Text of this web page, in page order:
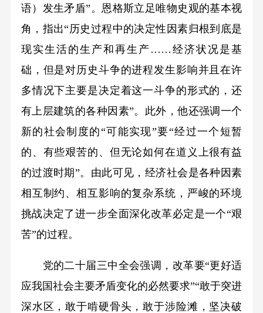
语）发生矛盾”。恩格斯立足唯物史观的基本视
角，指出“历史过程中的决定性因素归根到底是
现实生活的生产和再生产……经济状况是基
础，但是对历史斗争的进程发生影响并且在许
多情况下主要是决定着这一斗争的形式的，还
有上层建筑的各种因素”。此外，他还强调一个
新的社会制度的“可能实现”要“经过一个短暂
的、有些艰苦的、但无论如何在道义上很有益
的过渡时期”。由此可见，经济社会是各种因素
相互制约、相互影响的复杂系统，严峻的环境
挑战决定了进一步全面深化改革必定是一个“艰
苦”的过程。
党的二十届三中全会强调，改革要“更好适
应我国社会主要矛盾变化的必然要求”“敢于突进
深水区，敢于啃硬骨头，敢于涉险滩，坚决破